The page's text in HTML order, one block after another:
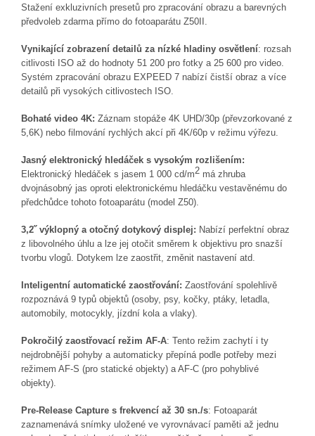
Stažení exkluzivních presetů pro zpracování obrazu a barevných
předvoleb zdarma přímo do fotoaparátu Z50II.
Vynikající zobrazení detailů za nízké hladiny osvětlení: rozsah
citlivosti ISO až do hodnoty 51 200 pro fotky a 25 600 pro video.
Systém zpracování obrazu EXPEED 7 nabízí čistší obraz a více
detailů při vysokých citlivostech ISO.
Bohaté video 4K: Záznam stopáže 4K UHD/30p (převzorkované z
5,6K) nebo filmování rychlých akcí při 4K/60p v režimu výřezu.
Jasný elektronický hledáček s vysokým rozlišením:
Elektronický hledáček s jasem 1 000 cd/m2 má zhruba
dvojnásobný jas oproti elektronickému hledáčku vestavěnému do
předchůdce tohoto fotoaparátu (model Z50).
3,2˝výklopný a otočný dotykový displej: Nabízí perfektní obraz
z libovolného úhlu a lze jej otočit směrem k objektivu pro snazší
tvorbu vlogů. Dotykem lze zaostřit, změnit nastavení atd.
Inteligentní automatické zaostřování: Zaostřování spolehlivě
rozpoznává 9 typů objektů (osoby, psy, kočky, ptáky, letadla,
automobily, motocykly, jízdní kola a vlaky).
Pokročilý zaostřovací režim AF-A: Tento režim zachytí i ty
nejdrobnější pohyby a automaticky přepíná podle potřeby mezi
režimem AF-S (pro statické objekty) a AF-C (pro pohyblivé
objekty).
Pre-Release Capture s frekvencí až 30 sn./s: Fotoaparát
zaznamenává snímky uložené ve vyrovnávací paměti až jednu